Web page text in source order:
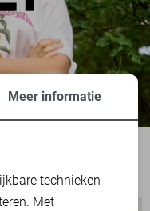
Meer informatie
technieken
Met